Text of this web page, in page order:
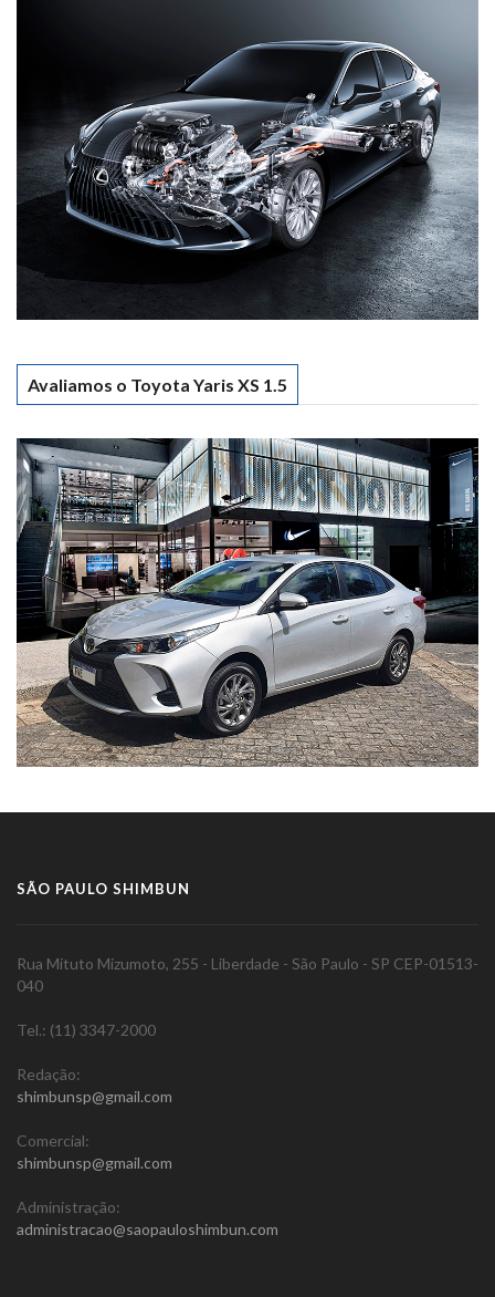
Avaliamos o Toyota Yaris XS 1.5
SÃO PAULO SHIMBUN
Rua Mituto Mizumoto, 255 - Liberdade - São Paulo - SP CEP-01513-
040
Tel.: (11) 3347-2000
Redação:
shimbunsp@gmail.com
Comercial:
shimbunsp@gmail.com
Administração:
administracao@saopauloshimbun.com